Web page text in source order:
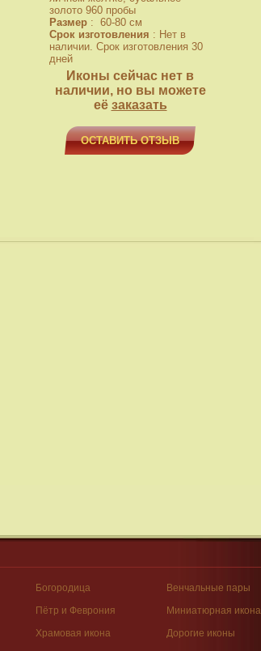
золото 960 пробы
Размер : 60-80 см
Срок изготовления : Нет в
наличии. Срок изготовления 30
дней
Иконы сейчас нет в
наличии, но вы можете
её заказать
ОСТАВИТЬ ОТЗЫВ
Богородица
Венчальные пары
Пётр и Феврония
Миниатюрная икона
Храмовая икона
Дорогие иконы